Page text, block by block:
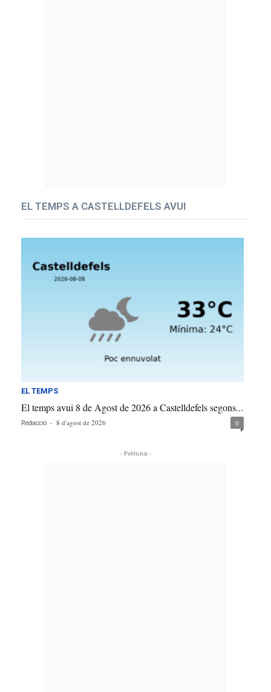
EL TEMPS A CASTELLDEFELS AVUI
EL TEMPS
El temps avui 8 de Agost de 2026 a Castelldefels segons...
Redacció - 8 d'agost de 2026 0
- Publicitat -